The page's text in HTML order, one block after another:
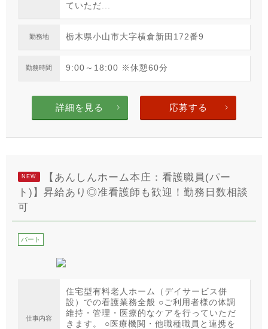
ていただ...
勤務地 栃木県小山市大字横倉新田172番9
勤務時間 9:00～18:00 ※休憩60分
詳細を見る 応募する
NEW
【あんしんホーム本庄：看護職員(パー
ト)】昇給あり◎准看護師も歓迎！勤務日数相談
可
パート
仕事内容
住宅型有料老人ホーム（デイサービス併
設）での看護業務全般 ○ご利用者様の体調
維持・管理・医療的なケアを行っていただ
きます。 ○医療機関・他職種職員と連携を